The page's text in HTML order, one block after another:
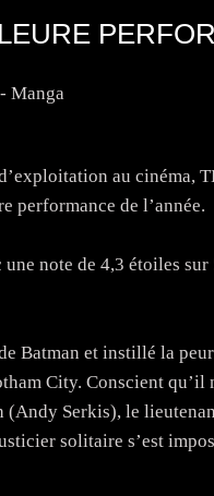
Manga
au cinéma,
performance de l’année.
note de 4,3 étoiles
Batman et instillé la
City. Conscient qu’il
Serkis), le
solitaire s’est